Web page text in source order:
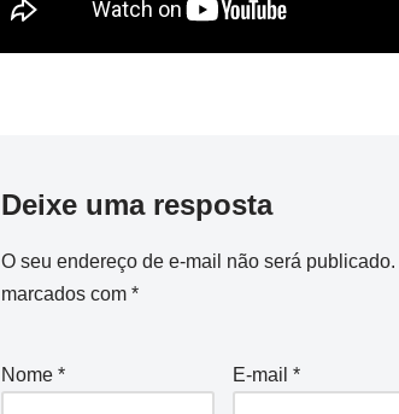
Deixe uma resposta
O seu endereço de e-mail não será publicado.
marcados com*
Nome* E-mail*